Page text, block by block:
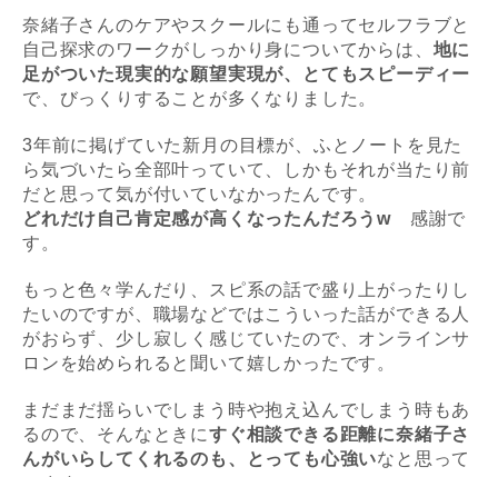
奈緒子さんのケアやスクールにも通ってセルフラブと
自己探求のワークがしっかり身についてからは、 地に
足がついた現実的な願望実現が、とてもスピーディー
で、びっくりすることが多くなりました。
3年前に掲げていた新月の目標が、ふとノートを見た
ら気づいたら全部叶っていて、しかもそれが当たり前
だと思って気が付いていなかったんです。
どれだけ自己肯定感が高くなったんだろうw 感謝で
す。
もっと色々学んだり、スピ系の話で盛り上がったりし
たいのですが、職場などではこういった話ができる人
がおらず、少し寂しく感じていたので、オンラインサ
ロンを始められると聞いて嬉しかったです。
まだまだ揺らいでしまう時や抱え込んでしまう時もあ
るので、そんなときにすぐ相談できる距離に奈緒子さ
んがいらしてくれるのも、とっても心強いなと思って